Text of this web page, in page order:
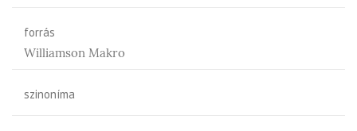
forrás
Williamson Makro
szinoníma